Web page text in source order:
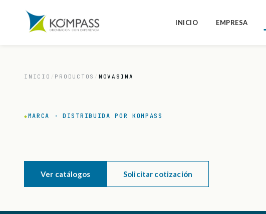
INICIO EMPRESA
INICIO PRODUCTOS NOVASINA
◆MARCA · DISTRIBUIDA POR KOMPASS
Ver catálogos Solicitar cotización